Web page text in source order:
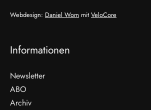
Webdesign: Daniel Wom mit VeloCore
Informationen
Newsletter
ABO
Archiv